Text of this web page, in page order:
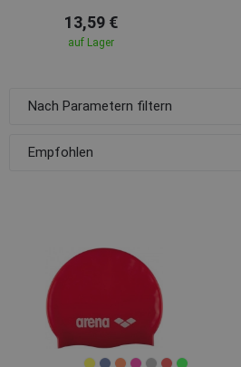
13,59 €
auf Lager
Nach Parametern filtern